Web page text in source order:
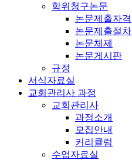
학위청구논문
논문제출자격
논문제출절차
논문체제
논문게시판
규정
서식자료실
교회관리사 과정
교회관리사
과정소개
모집안내
커리큘럼
수업자료실